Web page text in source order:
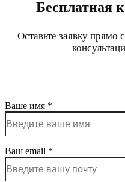
Бесплатная
Оставьте заявку прямо
Ваше имя *
Ваш email *